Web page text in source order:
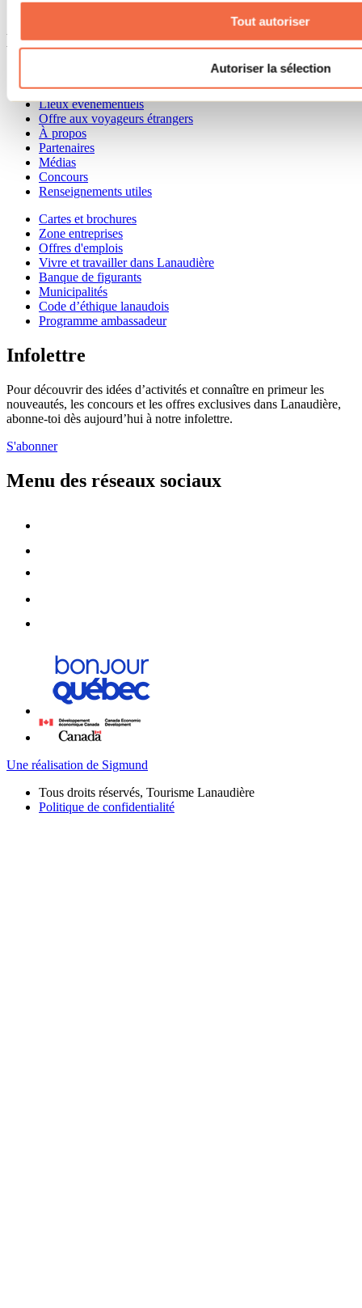
Tout autoriser
Autoriser la sélection
1 800 363-2788
Menu pied de page
Séjour d'affaires
Lieux événementiels
Offre aux voyageurs étrangers
À propos
Partenaires
Médias
Concours
Renseignements utiles
Cartes et brochures
Zone entreprises
Offres d'emplois
Vivre et travailler dans Lanaudière
Banque de figurants
Municipalités
Code d’éthique lanaudois
Programme ambassadeur
Infolettre
Pour découvrir des idées d’activités et connaître en primeur les
nouveautés, les concours et les offres exclusives dans Lanaudière,
abonne-toi dès aujourd’hui à notre infolettre.
S'abonner
Menu des réseaux sociaux
Une réalisation de Sigmund
Tous droits réservés, Tourisme Lanaudière
Politique de confidentialité